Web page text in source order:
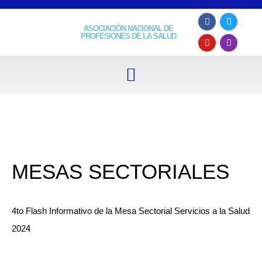
ASOCIACIÓN NACIONAL DE
PROFESIONES DE LA SALUD
MESAS SECTORIALES
4to Flash Informativo de la Mesa Sectorial Servicios a la Salud
2024